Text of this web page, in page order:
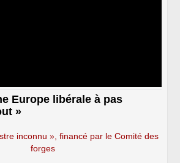
Europe libérale à pas
»
inconnu », financé par le Comité des
forges